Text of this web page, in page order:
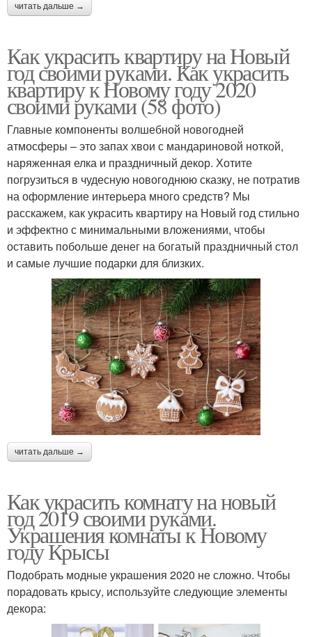
читать дальше →
Как украсить квартиру на Новый
год своими руками. Как украсить
квартиру к Новому году 2020
своими руками (58 фото)
Главные компоненты волшебной новогодней
атмосферы – это запах хвои с мандариновой ноткой,
наряженная елка и праздничный декор. Хотите
погрузиться в чудесную новогоднюю сказку, не потратив
на оформление интерьера много средств? Мы
расскажем, как украсить квартиру на Новый год стильно
и эффектно с минимальными вложениями, чтобы
оставить побольше денег на богатый праздничный стол
и самые лучшие подарки для близких.
читать дальше →
Как украсить комнату на новый
год 2019 своими руками.
Украшения комнаты к Новому
году Крысы
Подобрать модные украшения 2020 не сложно. Чтобы
порадовать крысу, используйте следующие элементы
декора: